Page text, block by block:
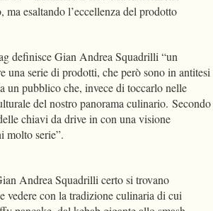
esaltando l’eccellenza del prodotto
definisce Gian Andrea Squadrilli “un
serie di prodotti, che però sono in antitesi
un pubblico che, invece di toccarlo nelle
del nostro panorama culinario. Secondo
chiavi da drive in con una visione
molto serie”.
Andrea Squadrilli certo si trovano
vedere con la tradizione culinaria di cui